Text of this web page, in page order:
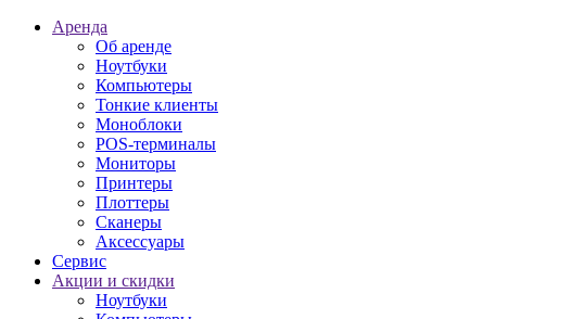
Аренда
Об аренде
Ноутбуки
Компьютеры
Тонкие клиенты
Моноблоки
POS-терминалы
Мониторы
Принтеры
Плоттеры
Сканеры
Аксессуары
Сервис
Акции и скидки
Ноутбуки